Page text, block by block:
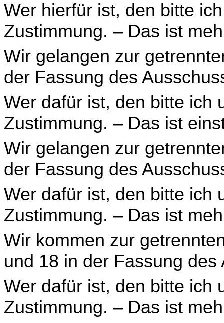
Wer hierfür ist, den bitte
Zustimmung. – Das ist
Wir gelangen zur
der Fassung des
Wer dafür ist, den bitte ich
Zustimmung. – Das ist
Wir gelangen zur
der Fassung des
Wer dafür ist, den bitte ich
Zustimmung. – Das ist
Wir kommen zur
und 18 in der Fassung
Wer dafür ist, den bitte ich
Zustimmung. – Das ist